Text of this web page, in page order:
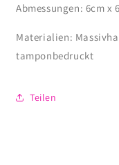
Abmessungen: 6cm x
Materialien:
tamponbedruckt
Teilen